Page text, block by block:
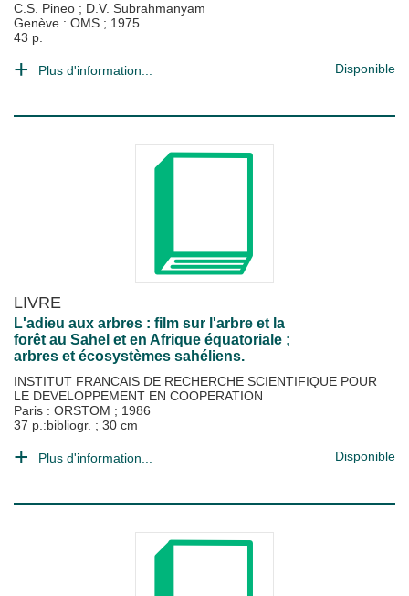
C.S. Pineo ; D.V. Subrahmanyam
Genève : OMS ; 1975
43 p.
Plus d'information... Disponible
LIVRE
L'adieu aux arbres : film sur l'arbre et la
forêt au Sahel et en Afrique équatoriale ;
arbres et écosystèmes sahéliens.
INSTITUT FRANCAIS DE RECHERCHE SCIENTIFIQUE POUR
LE DEVELOPPEMENT EN COOPERATION
Paris : ORSTOM ; 1986
37 p.:bibliogr. ; 30 cm
Plus d'information... Disponible